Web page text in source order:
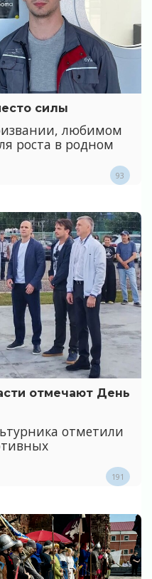
силы
любимом
роста в родном
93
отмечают День
отметили
191